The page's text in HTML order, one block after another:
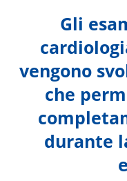
Gli
vengono
che
durante